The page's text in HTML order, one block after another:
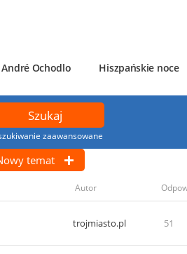
André Ochodlo Hiszpańskie noce
zaawansowane
temat
Autor
trojmiasto.pl 51